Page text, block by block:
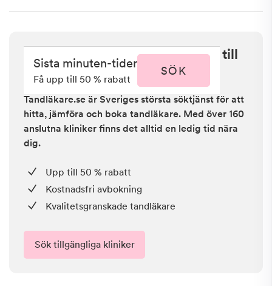
Sista minuten i Kvänum - få upp till
50 % rabatt
Tandläkare.se är Sveriges största söktjänst för att
hitta, jämföra och boka tandläkare. Med över 160
anslutna kliniker finns det alltid en ledig tid nära
dig.
Upp till 50 % rabatt
Kostnadsfri avbokning
Kvalitetsgranskade tandläkare
Sök tillgängliga kliniker
Sista minuten-tider
Få upp till 50 % rabatt
SÖK